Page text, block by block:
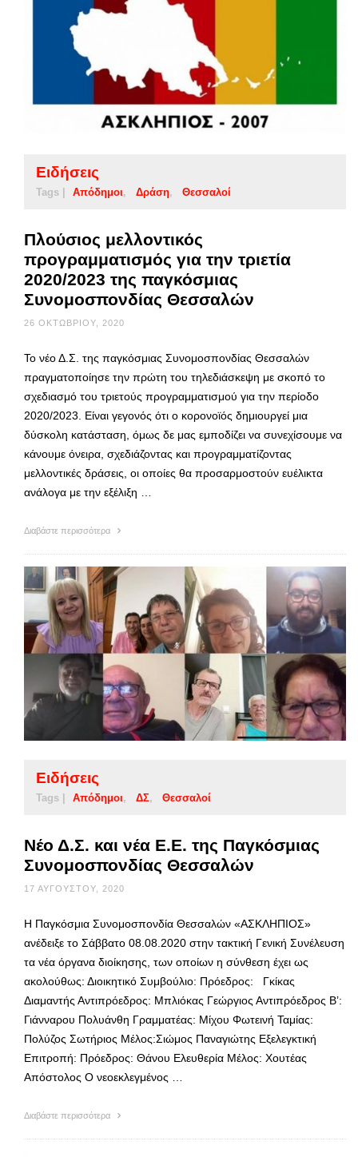
Ειδήσεις
Tags | Απόδημοι Δράση Θεσσαλοί
Πλούσιος μελλοντικός
προγραμματισμός για την τριετία
2020/2023 της παγκόσμιας
Συνομοσπονδίας Θεσσαλών
26 ΟΚΤΩΒΡΊΟΥ, 2020
Το νέο Δ.Σ. της παγκόσμιας Συνομοσπονδίας Θεσσαλών
πραγματοποίησε την πρώτη του τηλεδιάσκεψη με σκοπό το
σχεδιασμό του τριετούς προγραμματισμού για την περίοδο
2020/2023. Είναι γεγονός ότι ο κορονοϊός δημιουργεί μια
δύσκολη κατάσταση, όμως δε μας εμποδίζει να συνεχίσουμε να
κάνουμε όνειρα, σχεδιάζοντας και προγραμματίζοντας
μελλοντικές δράσεις, οι οποίες θα προσαρμοστούν ευέλικτα
ανάλογα με την εξέλιξη …
Διαβάστε περισσότερα
Ειδήσεις
Tags | Απόδημοι ΔΣ Θεσσαλοί
Νέο Δ.Σ. και νέα Ε.Ε. της Παγκόσμιας
Συνομοσπονδίας Θεσσαλών
17 ΑΥΓΟΎΣΤΟΥ, 2020
Η Παγκόσμια Συνομοσπονδία Θεσσαλών «ΑΣΚΛΗΠΙΟΣ»
ανέδειξε τo Σάββατο 08.08.2020 στην τακτική Γενική Συνέλευση
τα νέα όργανα διοίκησης, των οποίων η σύνθεση έχει ως
ακολούθως: Διοικητικό Συμβούλιο: Πρόεδρος: Γκίκας
Διαμαντής Αντιπρόεδρος: Μπλιόκας Γεώργιος Αντιπρόεδρος B’:
Γιάνναρου Πολυάνθη Γραμματέας: Μίχου Φωτεινή Ταμίας:
Πολύζος Σωτήριος Μέλος:Σιώμος Παναγιώτης Εξελεγκτική
Επιτροπή: Πρόεδρος: Θάνου Ελευθερία Μέλος: Χουτέας
Απόστολος Ο νεοεκλεγμένος …
Διαβάστε περισσότερα